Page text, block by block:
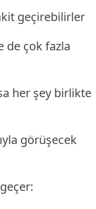
geçirebilirler
de çok fazla
her şey birlikte
görüşecek